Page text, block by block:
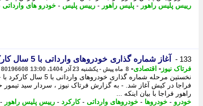
رییس پلیس راهور - پلیس راهور - رییس پلیس - خودرو های وارداتی
133 - آغاز شماره گذاری خودروهای وارداتی با 5 سال کارکرد
فرتاک نیوز - اقتصادی- 8 ماه پیش - یکشنبه 23 آذر 1404، 13:00 80196608
نخستین مرحله شماره گذاری
فراجا در کیش آغاز شد. - به گزارش فرتاک نیوز ، سردار سید
راهور فراجا با بیان اینکه ...
خودرو - خودروها - خودروهای وارداتی -کارکرد - رییس پلیس راهور -